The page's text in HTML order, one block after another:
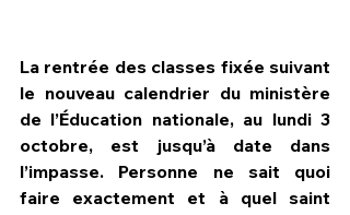
La rentrée des classes fixée suivant
le nouveau calendrier du ministère
de l’Éducation nationale, au lundi 3
octobre, est jusqu’à date dans
l’impasse. Personne ne sait quoi
faire exactement et à quel saint